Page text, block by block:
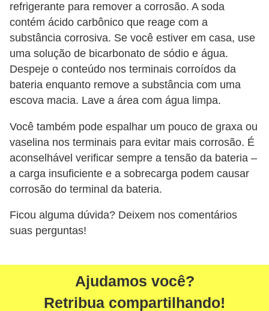
refrigerante para remover a corrosão. A soda
contém ácido carbônico que reage com a
substância corrosiva. Se você estiver em casa, use
uma solução de bicarbonato de sódio e água.
Despeje o conteúdo nos terminais corroídos da
bateria enquanto remove a substância com uma
escova macia. Lave a área com água limpa.
Você também pode espalhar um pouco de graxa ou
vaselina nos terminais para evitar mais corrosão. É
aconselhável verificar sempre a tensão da bateria –
a carga insuficiente e a sobrecarga podem causar
corrosão do terminal da bateria.
Ficou alguma dúvida? Deixem nos comentários
suas perguntas!
Ajudamos você?
Retribua compartilhando!